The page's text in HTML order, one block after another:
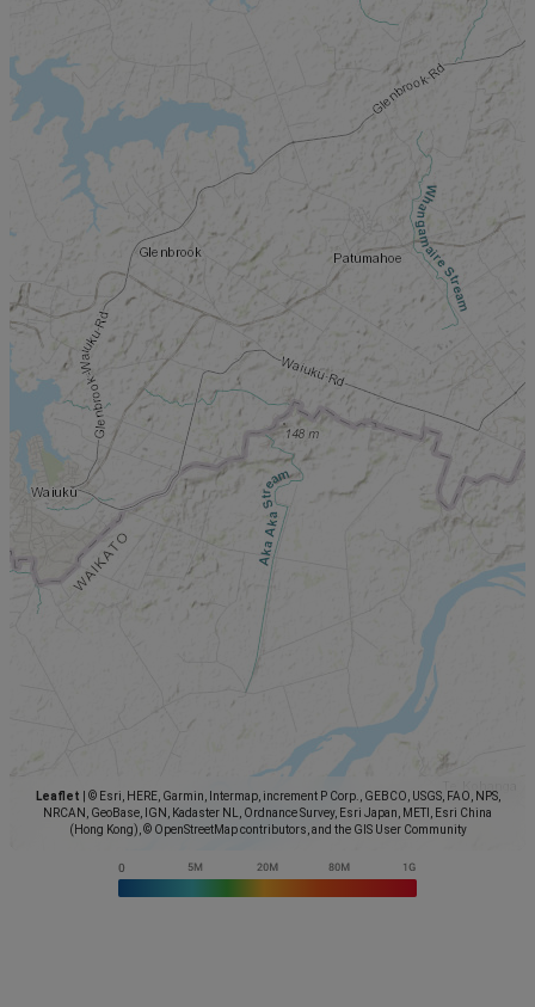
Leaflet
© Esri, HERE, Garmin, Intermap, increment P Corp., GEBCO, USGS, FAO, NPS,
NRCAN, GeoBase, IGN, Kadaster NL, Ordnance Survey, Esri Japan, METI, Esri China
(Hong Kong), © OpenStreetMap contributors, and the GIS User Community